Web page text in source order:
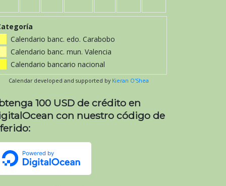
Calendario banc. edo. Carabobo
Calendario banc. mun. Valencia
Calendario bancario nacional
Calendar developed and supported by Kieran O'Shea
100 USD de crédito en
con nuestro código de